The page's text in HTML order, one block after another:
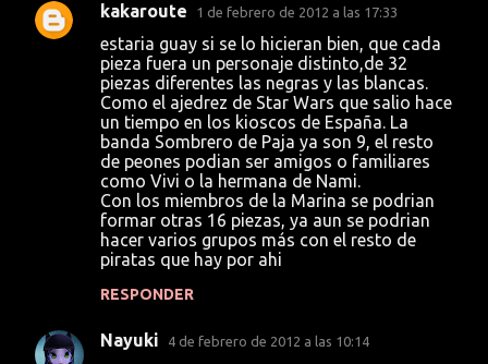
C
s
kakaroute 1 de febrero de 2012 a las 17:33
estaria guay si se lo hicieran bien, que cada
pieza fuera un personaje distinto,de 32
piezas diferentes las negras y las blancas.
Como el ajedrez de Star Wars que salio hace
un tiempo en los kioscos de España. La
banda Sombrero de Paja ya son 9, el resto
de peones podian ser amigos o familiares
como Vivi o la hermana de Nami.
Con los miembros de la Marina se podrian
formar otras 16 piezas, ya aun se podrian
hacer varios grupos más con el resto de
piratas que hay por ahi
RESPONDER
Nayuki 4 de febrero de 2012 a las 10:14